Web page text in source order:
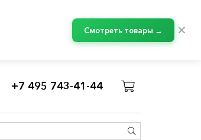
Смотреть товары → ✕
+7 495 743-41-44